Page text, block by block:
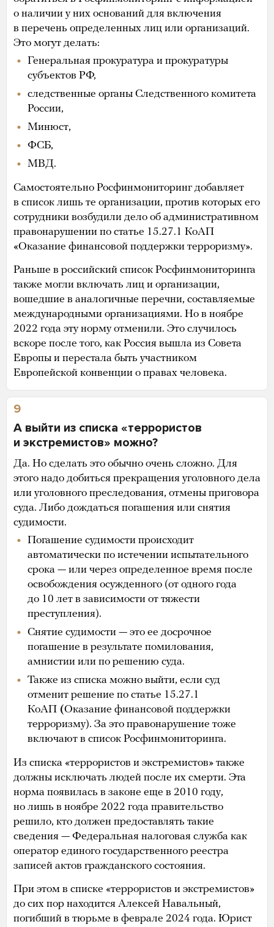
о наличии у них оснований для включения
в перечень определенных лиц или организаций.
Это могут делать:
Генеральная прокуратура и прокуратуры
субъектов РФ,
следственные органы Следственного комитета
России,
Минюст,
ФСБ,
МВД.
Самостоятельно Росфинмониторинг добавляет
в список лишь те организации, против которых его
сотрудники возбудили дело об административном
правонарушении по статье 15.27.1 КоАП
«Оказание финансовой поддержки терроризму».
Раньше в российский список Росфинмониторинга
также могли включать лиц и организации,
вошедшие в аналогичные перечни, составляемые
международными организациями. Но в ноябре
2022 года эту норму отменили. Это случилось
вскоре после того, как Россия вышла из Совета
Европы и перестала быть участником
Европейской конвенции о правах человека.
9
А выйти из списка «террористов
и экстремистов» можно?
Да. Но сделать это обычно очень сложно. Для
этого надо добиться прекращения уголовного дела
или уголовного преследования, отмены приговора
суда. Либо дождаться погашения или снятия
судимости.
Погашение судимости происходит
автоматически по истечении испытательного
срока — или через определенное время после
освобождения осужденного (от одного года
до 10 лет в зависимости от тяжести
преступления).
Снятие судимости — это ее досрочное
погашение в результате помилования,
амнистии или по решению суда.
Также из списка можно выйти, если суд
отменит решение по статье 15.27.1
КоАП (Оказание финансовой поддержки
терроризму). За это правонарушение тоже
включают в список Росфинмониторинга.
Из списка «террористов и экстремистов» также
должны исключать людей после их смерти. Эта
норма появилась в законе еще в 2010 году,
но лишь в ноябре 2022 года правительство
решило, кто должен предоставлять такие
сведения — Федеральная налоговая служба как
оператор единого государственного реестра
записей актов гражданского состояния.
При этом в списке «террористов и экстремистов»
до сих пор находится Алексей Навальный,
погибший в тюрьме в феврале 2024 года. Юрист